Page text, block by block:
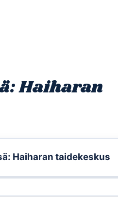
Haiharan
Haiharan taidekeskus